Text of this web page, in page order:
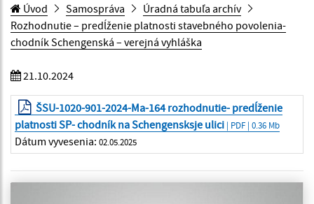
Úvod Samospráva
Úradná tabuľa archív
Rozhodnutie – predĺženie platnosti stavebného povolenia-
chodník Schengenská – verejná vyhláška
21.10.2024
ŠSU-1020-901-2024-Ma-164 rozhodnutie- predĺženie
platnosti SP- chodník na Schengensksje ulici | PDF | 0.36 Mb
Dátum vyvesenia: 02.05.2025